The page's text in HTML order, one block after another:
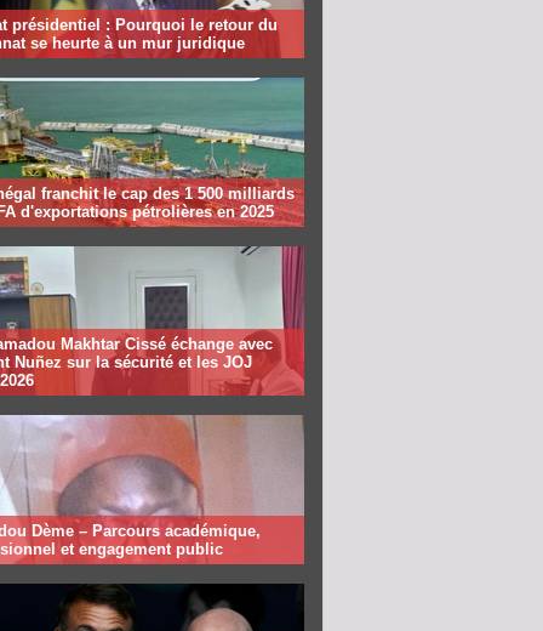
présidentiel : Pourquoi le retour du
se heurte à un mur juridique
franchit le cap des 1 500 milliards
d'exportations pétrolières en 2025
Makhtar Cissé échange avec
Nuñez sur la sécurité et les JOJ
Dème – Parcours académique,
et engagement public